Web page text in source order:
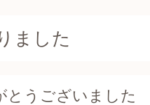
ました
とうございました